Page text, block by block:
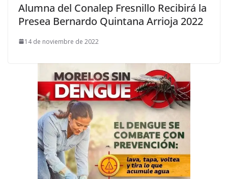
Alumna del Conalep Fresnillo Recibirá la
Presea Bernardo Quintana Arrioja 2022
14 de noviembre de 2022